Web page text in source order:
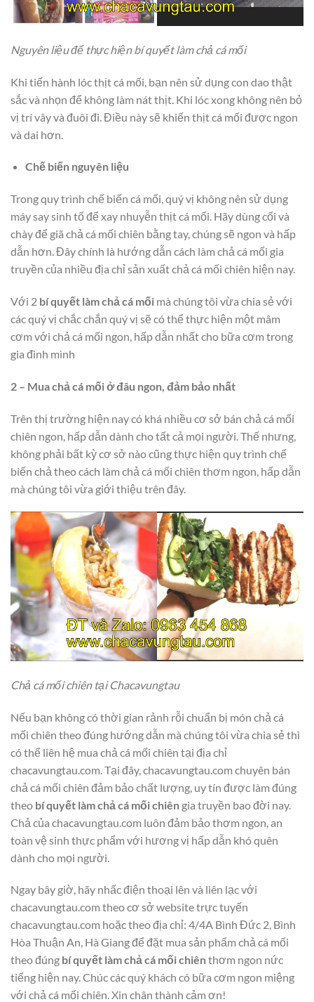
Nguyên liệu để thực hiện bí quyết làm chả cá mối
Khi tiến hành lóc thịt cá mối, bạn nên sử dụng con dao thật
sắc và nhọn để không làm nát thịt. Khi lóc xong không nên bỏ
vị trí vây và đuôi đi. Điều này sẽ khiến thịt cá mối được ngon
và dai hơn.
Chế biến nguyên liệu
Trong quy trình chế biến cá mối, quý vị không nên sử dụng
máy say sinh tố để xay nhuyễn thịt cá mối. Hãy dùng cối và
chày để giã chả cá mối chiên bằng tay, chúng sẽ ngon và hấp
dẫn hơn. Đây chính là hướng dẫn cách làm chả cá mối gia
truyền của nhiều địa chỉ sản xuất chả cá mối chiên hiện nay.
Với 2 bí quyết làm chả cá mối mà chúng tôi vừa chia sẻ với
các quý vị chắc chắn quý vị sẽ có thể thực hiện một mâm
cơm với chả cá mối ngon, hấp dẫn nhất cho bữa cơm trong
gia đình mình
2 – Mua chả cá mối ở đâu ngon, đảm bảo nhất
Trên thị trường hiện nay có khá nhiều cơ sở bán chả cá mối
chiên ngon, hấp dẫn dành cho tất cả mọi người. Thế nhưng,
không phải bất kỳ cơ sở nào cũng thực hiện quy trình chế
biến chả theo cách làm chả cá mối chiên thơm ngon, hấp dẫn
mà chúng tôi vừa giới thiệu trên đây.
Chả cá mối chiên tại Chacavungtau
Nếu bạn không có thời gian rảnh rỗi chuẩn bị món chả cá
mối chiên theo đúng hướng dẫn mà chúng tôi vừa chia sẻ thì
có thể liên hệ mua chả cá mối chiên tại địa chỉ
chacavungtau.com. Tại đây, chacavungtau.com chuyên bán
chả cá mối chiên đảm bảo chất lượng, uy tín được làm đúng
theo bí quyết làm chả cá mối chiên gia truyền bao đời nay.
Chả của chacavungtau.com luôn đảm bảo thơm ngon, an
toàn vệ sinh thực phẩm với hương vị hấp dẫn khó quên
dành cho mọi người.
Ngay bây giờ, hãy nhấc điện thoại lên và liên lạc với
chacavungtau.com theo cơ sở website trực tuyến
chacavungtau.com hoặc theo địa chỉ: 4/4A Bình Đức 2, Bình
Hòa Thuận An, Hà Giang để đặt mua sản phẩm chả cá mối
theo đúng bí quyết làm chả cá mối chiênthơm ngon nức
tiếng hiện nay. Chúc các quý khách có bữa cơm ngon miệng
với chả cá mối chiên. Xin chân thành cảm ơn!